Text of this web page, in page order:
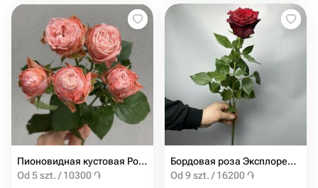
Пионовидная кустовая Роза Madam Bombastic штучно (от 5 шт)
Od 5 szt. / 10300 ֏
Бордовая роза Эксплорер 60 см
Od 9 szt. / 16200 ֏